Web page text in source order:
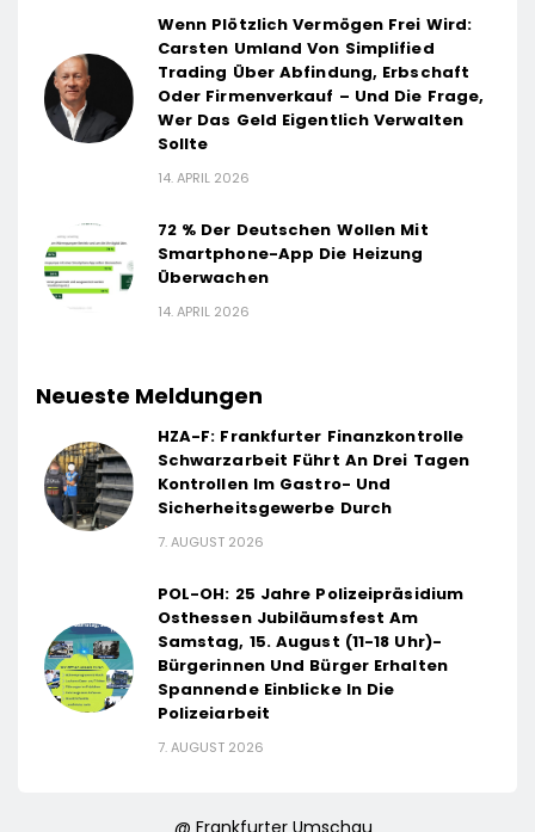
Wenn Plötzlich Vermögen Frei Wird:
Carsten Umland Von Simplified
Trading Über Abfindung, Erbschaft
Oder Firmenverkauf – Und Die Frage,
Wer Das Geld Eigentlich Verwalten
Sollte
14. APRIL 2026
72 % Der Deutschen Wollen Mit
Smartphone-App Die Heizung
Überwachen
14. APRIL 2026
Neueste Meldungen
HZA-F: Frankfurter Finanzkontrolle
Schwarzarbeit Führt An Drei Tagen
Kontrollen Im Gastro- Und
Sicherheitsgewerbe Durch
7. AUGUST 2026
POL-OH: 25 Jahre Polizeipräsidium
Osthessen Jubiläumsfest Am
Samstag, 15. August (11-18 Uhr)-
Bürgerinnen Und Bürger Erhalten
Spannende Einblicke In Die
Polizeiarbeit
7. AUGUST 2026
@ Frankfurter Umschau